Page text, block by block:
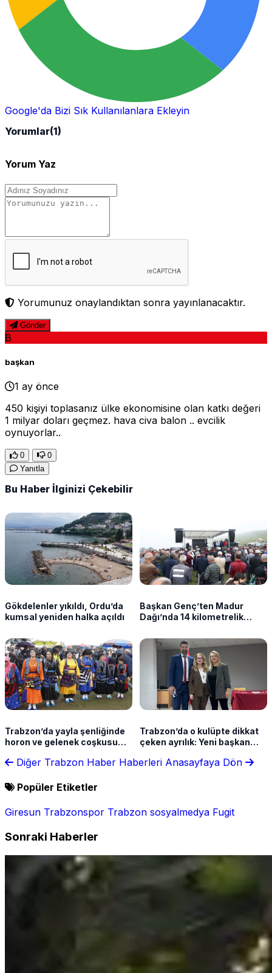
Google'da Bizi Sık Kullanılanlara Ekleyin
Yorumlar(1)
Yorum Yaz
Yorumunuz onaylandıktan sonra yayınlanacaktır.
Gönder
B
başkan
1 ay önce
450 kişiyi toplasanız ülke ekonomisine olan katkı değeri
1 milyar doları geçmez. hava civa balon .. evcilik
oynuyorlar..
0
0
Yanıtla
Bu Haber İlginizi Çekebilir
Gökdelenler yıkıldı, Ordu’da
kumsal yeniden halka açıldı
Başkan Genç’ten Madur
Dağı’nda 14 kilometrelik
Trabzon’da yayla şenliğinde
horon ve gelenek coşkusu
Trabzon’da o kulüpte dikkat
çeken ayrılık: Yeni başkan
Diğer Trabzon Haber Haberleri Anasayfaya Dön
Popüler Etiketler
Giresun Trabzonspor Trabzon sosyalmedya Fugit
Sonraki Haberler